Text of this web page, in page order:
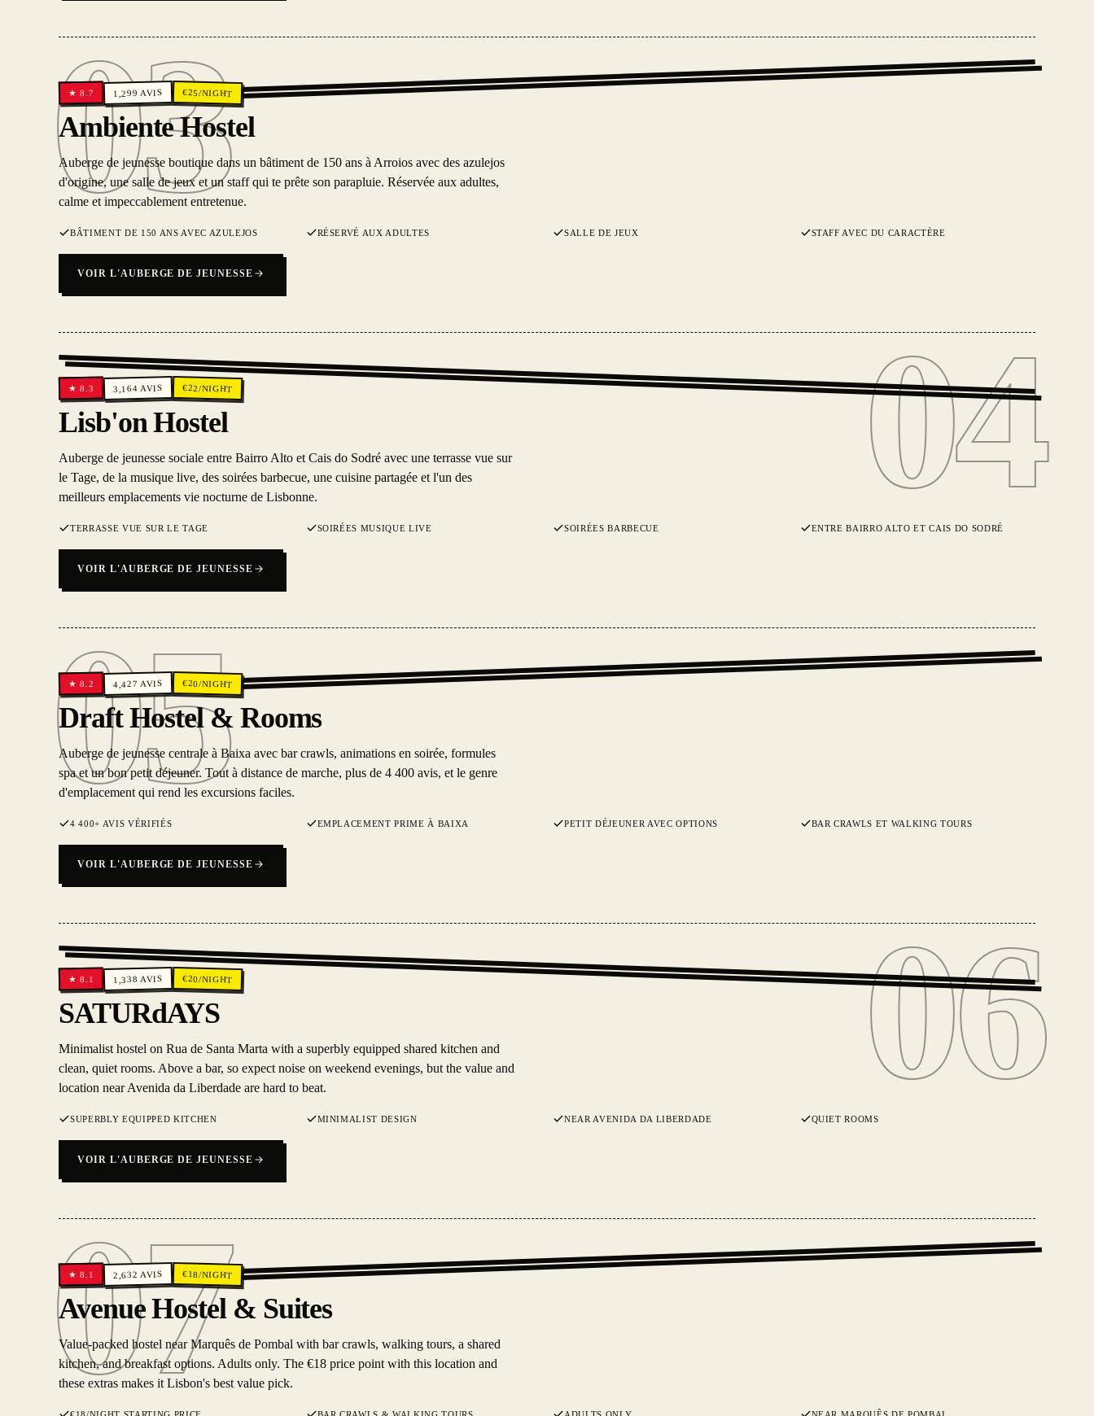
03
03
★8.7 1,299 AVIS €25/NIGHT
Ambiente Hostel
Auberge de jeunesse boutique dans un bâtiment de 150 ans à Arroios avec des azulejos
d'origine, une salle de jeux et un staff qui te prête son parapluie. Réservée aux adultes,
calme et impeccablement entretenue.
BÂTIMENT DE 150 ANS AVEC AZULEJOS RÉSERVÉ AUX ADULTES SALLE DE JEUX STAFF AVEC DU CARACTÈRE
VOIR L'AUBERGE DE JEUNESSE
04
04
★8.3 3,164 AVIS €22/NIGHT
Lisb'on Hostel
Auberge de jeunesse sociale entre Bairro Alto et Cais do Sodré avec une terrasse vue sur
le Tage, de la musique live, des soirées barbecue, une cuisine partagée et l'un des
meilleurs emplacements vie nocturne de Lisbonne.
TERRASSE VUE SUR LE TAGE SOIRÉES MUSIQUE LIVE SOIRÉES BARBECUE ENTRE BAIRRO ALTO ET CAIS DO SODRÉ
VOIR L'AUBERGE DE JEUNESSE
05
05
★8.2 4,427 AVIS €20/NIGHT
Draft Hostel & Rooms
Auberge de jeunesse centrale à Baixa avec bar crawls, animations en soirée, formules
spa et un bon petit déjeuner. Tout à distance de marche, plus de 4 400 avis, et le genre
d'emplacement qui rend les excursions faciles.
4 400+ AVIS VÉRIFIÉS EMPLACEMENT PRIME À BAIXA PETIT DÉJEUNER AVEC OPTIONS BAR CRAWLS ET WALKING TOURS
VOIR L'AUBERGE DE JEUNESSE
06
06
★8.1 1,338 AVIS €20/NIGHT
SATURdAYS
Minimalist hostel on Rua de Santa Marta with a superbly equipped shared kitchen and
clean, quiet rooms. Above a bar, so expect noise on weekend evenings, but the value and
location near Avenida da Liberdade are hard to beat.
SUPERBLY EQUIPPED KITCHEN MINIMALIST DESIGN NEAR AVENIDA DA LIBERDADE QUIET ROOMS
VOIR L'AUBERGE DE JEUNESSE
07
07
★8.1 2,632 AVIS €18/NIGHT
Avenue Hostel & Suites
Value-packed hostel near Marquês de Pombal with bar crawls, walking tours, a shared
kitchen, and breakfast options. Adults only. The €18 price point with this location and
these extras makes it Lisbon's best value pick.